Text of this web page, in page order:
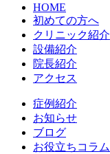
HOME
初めての方へ
クリニック紹介
設備紹介
院長紹介
アクセス
症例紹介
お知らせ
ブログ
お役立ちコラム